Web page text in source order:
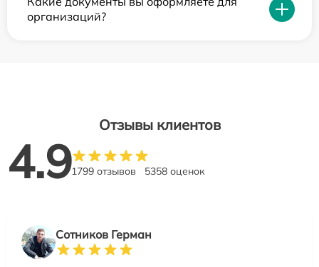
организаций?
Отзывы клиентов
4.91799 отзывов 5358 оценок
Сотников Герман